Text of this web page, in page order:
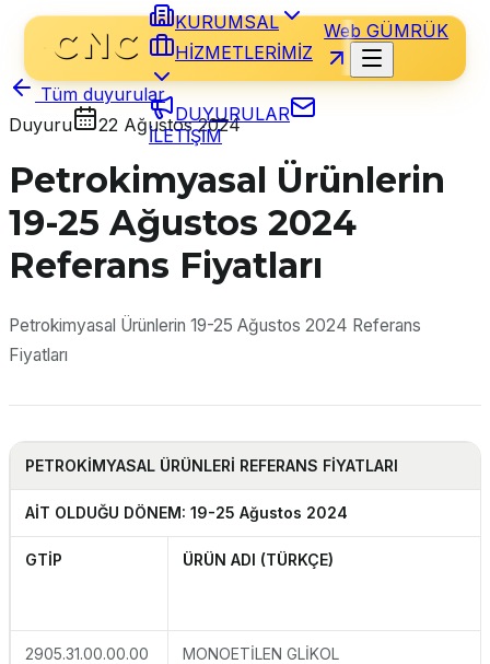
KURUMSAL
HİZMETLERİMİZ
DUYURULAR
İLETİŞİM
Web GÜMRÜK
Tüm duyurular
Duyuru
22 Ağustos 2024
Petrokimyasal Ürünlerin
19-25 Ağustos 2024
Referans Fiyatları
Petrokimyasal Ürünlerin 19-25 Ağustos 2024 Referans
Fiyatları
PETROKİMYASALÜRÜNLERİ REFERANS FİYATLARI
AİT OLDUĞU DÖNEM: 19-25 Ağustos 2024
GTİP ÜRÜN ADI (TÜRKÇE)
2905.31.00.00.00 MONOETİLEN GLİKOL